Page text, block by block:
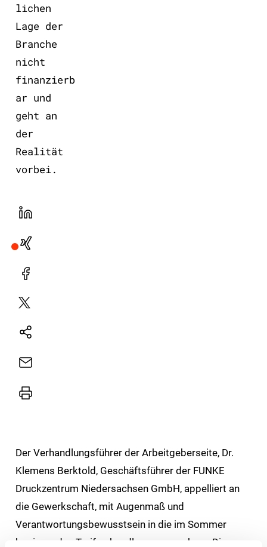
lichen
Lage der
Branche
nicht
finanzierb
ar und
geht an
der
Realität
vorbei.
LinekdIn
Xing
Facebook
Plattform
Natives
E-
Drucker
Der Verhandlungsführer der Arbeitgeberseite, Dr.
Klemens Berktold, Geschäftsführer der FUNKE
Druckzentrum Niedersachsen GmbH, appelliert an
die Gewerkschaft, mit Augenmaß und
Verantwortungsbewusstsein in die im Sommer
beginnenden Tarifverhandlungen zu gehen. „Die